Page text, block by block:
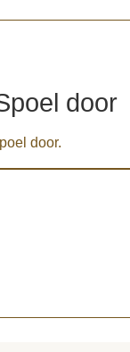
door
door.